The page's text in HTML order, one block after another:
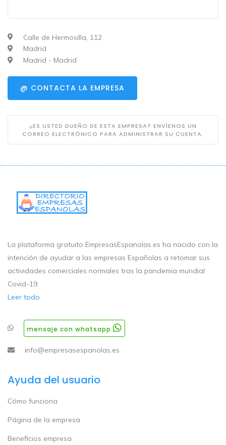
Calle de Hermosilla, 112
Madrid
Madrid - Madrid
@ CONTACTA LA EMPRESA
¿ES USTED DUEÑO DE ESTA EMPRESA? ENVÍENOS UN
CORREO ELECTRÓNICO PARA ADMINISTRAR SU CUENTA.
La plataforma gratuito EmpresasEspanolas.es ha nacido con la
intención de ayudar a las empresas Españolas a retomar sus
actividades comerciales normales tras la pandemia mundial
Covid-19.
Leer todo
mensaje con whatsapp
info@empresasespanolas.es
Ayuda del usuario
Cómo funciona
Página de la empresa
Beneficios empresa